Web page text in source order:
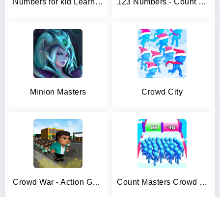
Numbers for kid Learn to count 123 Numbers - Count & Tracing
Minion Masters Crowd City
Crowd War - Action Game Count Masters Crowd Runner